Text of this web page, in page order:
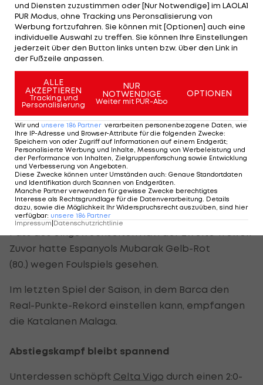
Den "Fledermäusen" reicht gegen den Tabellen-15.
ein Treffer von Soldado in der 59. Minute. Der
Starangreifer trifft per Kopf, womit Valencia mit
zwei Punkten Vorsprung in den letzten Spieltag
(auswärts gegen Sevilla) geht. Sociedad tritt dann
in La Coruna an.
Barca auf Rekordkurs
DerFC Barcelonaentscheidet das 193. Derbi
Barcelones ohneLionel Messimit 2:0 für sich.
Villa (14.) erzielt nach Doppelpass mit Sanchez
früh die Führung. Danach hält Espanyol aber gut
dagegen. Erst in der 86. Minute gelingt Pedro nach
Zuvor hatte Espanyols Mubarak Gelb-Rot
(80.) wegen Foulspiels gesehen.
Im letzten Spiel der Saison, in dem Barca den
Real-Punkte-Rekord einstellen kann, empfangen
die Katalanen Malaga.
Abstiegskampf bleibt spannend
Unterdessen schöpft Celta Vigo durch einen 2:0-
und Diensten zuzustimmen oder [Nur Notwendige] im LAOLA1
PUR Modus, ohne Tracking uns Peronsalisierung von
Werbung fortzufahren. Sie können mit [Optionen] auch eine
individuelle Auswahl zu treffen. Sie können Ihre Einstellungen
jederzeit über den Button links unten bzw. über den Link in
der Fußzeile anpassen.
ALLE
AKZEPTIEREN
Tracking und
Personalisierung
NUR
NOTWENDIGE
Weiter mit PUR-Abo
OPTIONEN
Wir und unsere 186 Partner verarbeiten personenbezogene Daten, wie
Ihre IP-Adresse und Browser-Attribute für die folgenden Zwecke:
Speichern von oder Zugriff auf Informationen auf einem Endgerät;
Personalisierte Werbung und Inhalte, Messung von Werbeleistung und
der Performance von Inhalten, Zielgruppenforschung sowie Entwicklung
und Verbesserung von Angeboten
Diese Zwecke können unter Umständen auch: Genaue Standortdaten
und Identifikation durch Scannen von Endgeräten
Manche Partner verwenden für gewisse Zwecke berechtigtes
Interesse als Rechtsgrundlage für die Datenverarbeitung. Details
dazu, sowie die Möglichkeit Ihr Widerspruchsrecht auszuüben, sind hier
verfügbar: unsere 186 Partner
Impressum|Datenschutzrichtlinie